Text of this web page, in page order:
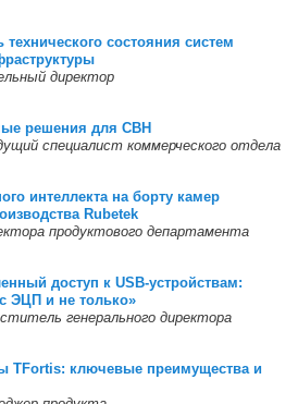
технического состояния систем
директор
решения для СВН
специалист коммерческого отдела
интеллекта на борту камер
Rubetek
продуктового департамента
доступ к USB-устройствам:
ЭЦП и не только»
генерального директора
TFortis: ключевые преимущества и